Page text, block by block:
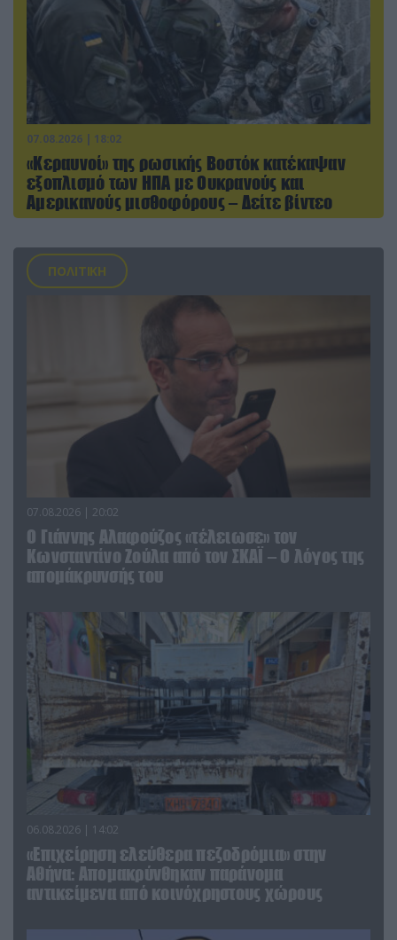
07.08.2026 | 18:02
«Κεραυνοί» της ρωσικής Βοστόκ κατέκαψαν
εξοπλισμό των ΗΠΑ με Ουκρανούς και
Αμερικανούς μισθοφόρους – Δείτε βίντεο
ΠΟΛΙΤΙΚΗ
07.08.2026 | 20:02
Ο Γιάννης Αλαφούζος «τέλειωσε» τον
Κωνσταντίνο Ζούλα από τον ΣΚΑΪ – Ο λόγος της
απομάκρυνσής του
06.08.2026 | 14:02
«Επιχείρηση ελεύθερα πεζοδρόμια» στην
Αθήνα: Απομακρύνθηκαν παράνομα
αντικείμενα από κοινόχρηστους χώρους